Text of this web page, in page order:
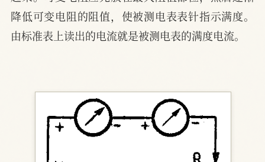
降低可变电阻的阻值，使被测电表表针指示满度。
由标准表上读出的电流就是被测电表的满度电流。